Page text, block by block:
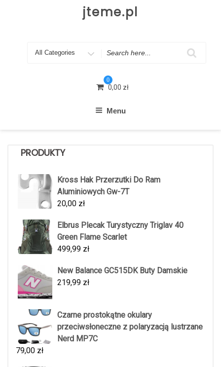
jteme.pl
Search
0
0,00 zł
Menu
PRODUKTY
Kross Hak Przerzutki Do Ram
Aluminiowych Gw-7T
20,00 zł
Elbrus Plecak Turystyczny Triglav 40
Green Flame Scarlet
499,99 zł
New Balance GC515DK Buty Damskie
219,99 zł
Czarne prostokątne okulary
przeciwsłoneczne z polaryzacją lustrzane
Nerd MP7C
79,00 zł